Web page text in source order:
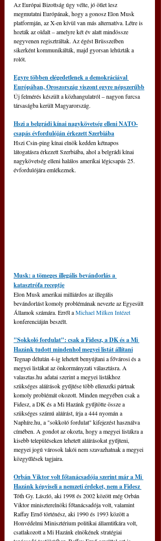
Az Európai Bizottság úgy vélte, jó ötlet lesz
megmutatni Európának, hogy a gonosz Elon Musk
platformján, az X-en kívül van más alternatíva. Létre is
hozták az oldalt – amelyre két év alatt mindössze
negyvenen regisztráltak. Az égést Brüsszelben
sikerként kommunikálták, majd gyorsan lehúzták a
rolót.
Egyre többen elégedetlenek a demokráciával
Európában, Oroszország viszont egyre népszerűbb
Új felmérés készült a közhangulatról – nagyon furcsa
társaságba került Magyarország.
Hszi a belgrádi kínai nagykövetség elleni NATO-
csapás évfordulóján érkezett Szerbiába
Hszi Csin-ping kínai elnök kedden kétnapos
látogatásra érkezett Szerbiába, ahol a belgrádi kínai
nagykövetség elleni halálos amerikai légicsapás 25.
évfordulójára emlékeznek.
Musk: a tömeges illegális bevándorlás a
katasztrófa receptje
Elon Musk amerikai milliárdos az illegális
bevándorlást komoly problémának nevezte az Egyesült
Államok számára. Erről a Michael Milken Intézet
konferenciáján beszélt.
"Sokkoló fordulat": csak a Fidesz, a DK és a Mi
Hazánk tudott mindenhol megyei listát állítani
Tegnap délután 4-ig lehetett benyújtani a fővárosi és a
megyei listákat az önkormányzati választásra. A
valasztas.hu adatai szerint a megyei listákhoz
szükséges aláírások gyűjtése több ellenzéki pártnak
komoly problémát okozott. Minden megyében csak a
Fidesz, a DK és a Mi Hazánk gyűjtötte össze a
szükséges számú aláírást, írja a 444 nyomán a
Naphíre.hu, a "sokkoló fordulat" kifejezést használva
címében. A gondot az okozta, hogy a megyei listákra a
kisebb településeken lehetett aláírásokat gyűjteni,
megyei jogú városok lakói nem szavazhatnak a megyei
közgyűlések tagjaira.
Orbán Viktor volt főtanácsadója szerint már a Mi
Hazánk képviseli a nemzeti érdeket, nem a Fidesz
Tóth Gy. László, aki 1998 és 2002 között még Orbán
Viktor miniszterelnöki főtanácsadója volt, valamint
Raffay Ernő történész, aki 1990 és 1993 között a
Honvédelmi Minisztérium politikai államtitkára volt,
csatlakozott a Mi Hazánk elnökének stratégiai